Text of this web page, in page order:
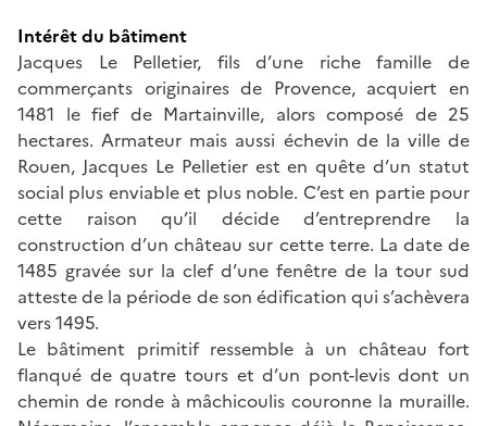
Intérêt du bâtiment
Jacques Le Pelletier, fils d’une riche famille de
commerçants originaires de Provence, acquiert en
1481 le fief de Martainville, alors composé de 25
hectares. Armateur mais aussi échevin de la ville de
Rouen, Jacques Le Pelletier est en quête d’un statut
social plus enviable et plus noble. C’est en partie pour
cette raison qu’il décide d’entreprendre la
construction d’un château sur cette terre. La date de
1485 gravée sur la clef d’une fenêtre de la tour sud
atteste de la période de son édification qui s’achèvera
vers 1495.
Le bâtiment primitif ressemble à un château fort
flanqué de quatre tours et d’un pont-levis dont un
chemin de ronde à mâchicoulis couronne la muraille.